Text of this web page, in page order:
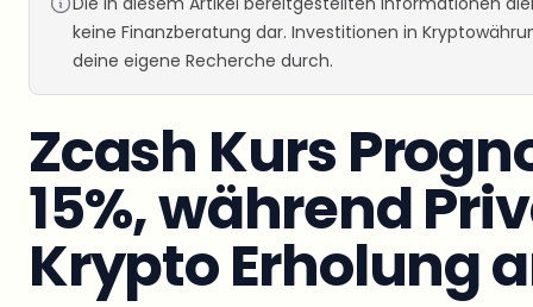
keine Finanzberatung dar. Investitionen in
deine eigene Recherche durch.
Zcash Kurs
15%, während
Krypto Erholung